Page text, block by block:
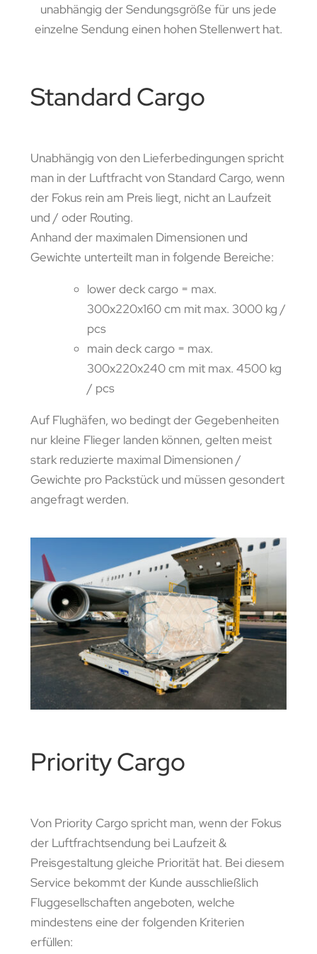
unabhängig der Sendungsgröße für uns jede
einzelne Sendung einen hohen Stellenwert hat.
Standard Cargo
Unabhängig von den Lieferbedingungen spricht
man in der Luftfracht von Standard Cargo, wenn
der Fokus rein am Preis liegt, nicht an Laufzeit
und / oder Routing.
Anhand der maximalen Dimensionen und
Gewichte unterteilt man in folgende Bereiche:
lower deck cargo = max.
300x220x160 cm mit max. 3000 kg /
pcs
main deck cargo = max.
300x220x240 cm mit max. 4500 kg
/ pcs
Auf Flughäfen, wo bedingt der Gegebenheiten
nur kleine Flieger landen können, gelten meist
stark reduzierte maximal Dimensionen /
Gewichte pro Packstück und müssen gesondert
angefragt werden.
Priority Cargo
Von Priority Cargo spricht man, wenn der Fokus
der Luftfrachtsendung bei Laufzeit &
Preisgestaltung gleiche Priorität hat. Bei diesem
Service bekommt der Kunde ausschließlich
Fluggesellschaften angeboten, welche
mindestens eine der folgenden Kriterien
erfüllen: